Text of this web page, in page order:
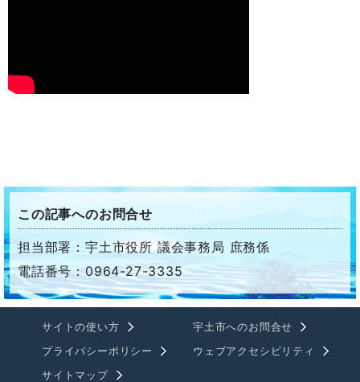
この記事へのお問合せ
担当部署：宇土市役所 議会事務局 庶務係
電話番号：0964-27-3335
サイトの使い方
宇土市へのお問合せ
プライバシーポリシー
ウェブアクセシビリティ
サイトマップ